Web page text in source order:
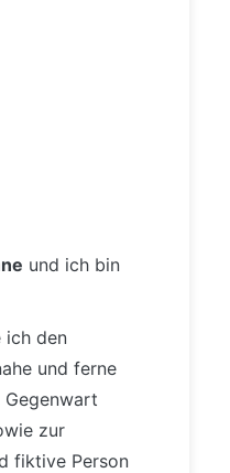
und ich bin
ich den
und ferne
Gegenwart
zur
fiktive Person